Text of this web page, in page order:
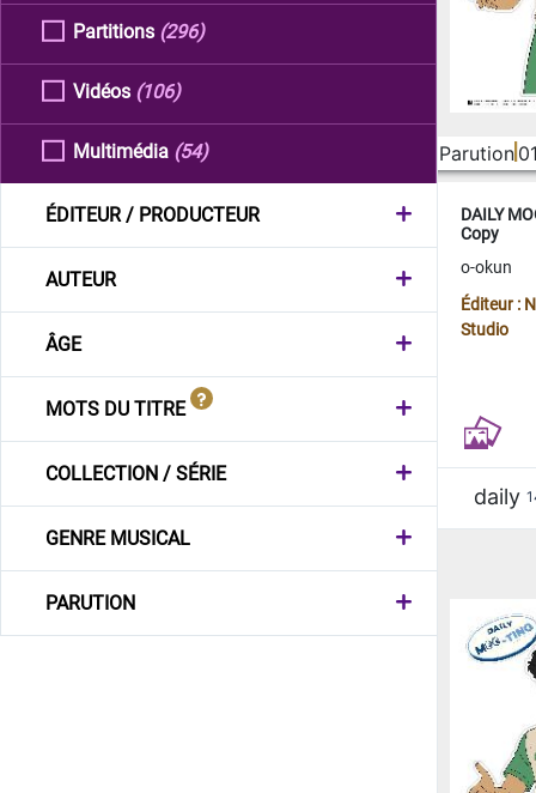
Partitions (296)
Vidéos (106)
Multimédia (54)
ÉDITEUR / PRODUCTEUR
AUTEUR
ÂGE
MOTS DU TITRE
COLLECTION / SÉRIE
GENRE MUSICAL
PARUTION
Parution
DAILY
Copy
o-okun
Éditeur :
Studio
daily